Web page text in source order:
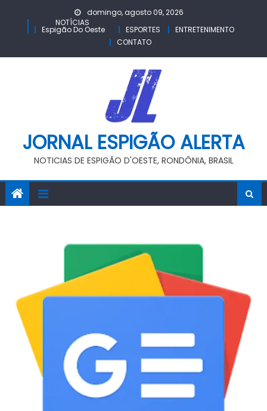
content
domingo, agosto 09, 2026
NOTÍCIAS
Espigão Do Oeste ESPORTES
ENTRETENIMENTO
CONTATO
JORNAL ESPIGÃO ALERTA
NOTICIAS DE ESPIGÃO D'OESTE, RONDÔNIA, BRASIL